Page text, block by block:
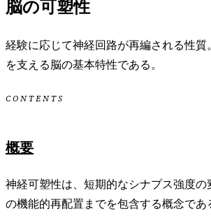
脳の可塑性
経験に応じて神経回路が再編される性質
を支える脳の基本特性である。
CONTENTS
概要
神経可塑性は、短期的なシナプス強度の
の機能的再配置までを包含する概念であ